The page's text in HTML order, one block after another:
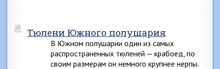
Тюлени Южного полушария
В Южном полушарии один из самых
распространенных тюленей — крабоед, по
своим размерам он немного крупнее нерпы.